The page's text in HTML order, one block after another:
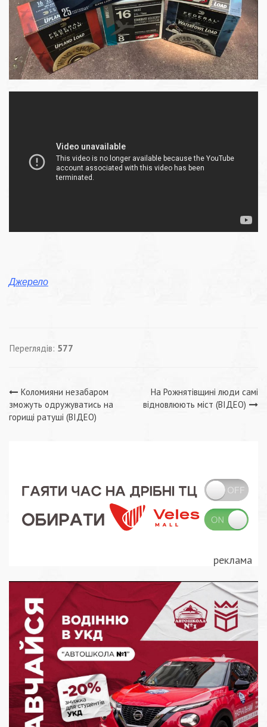
Джерело
Переглядів: 577
Навігація
записів
Коломияни незабаром
зможуть одружуватись на
горищі ратуші (ВІДЕО)
На Рожнятівщині люди самі
відновлюють міст (ВІДЕО)